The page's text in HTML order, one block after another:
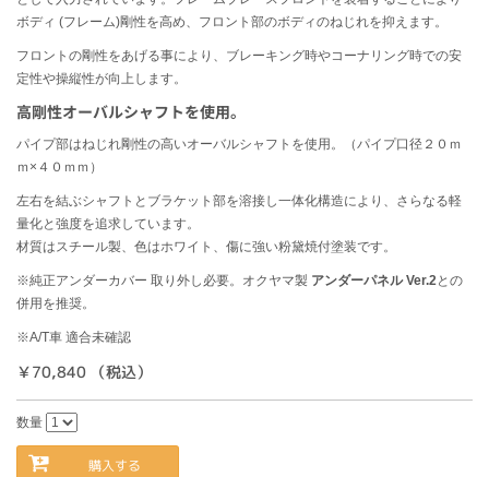
ボディ (フレーム)剛性を高め、フロント部のボディのねじれを抑えます。
フロントの剛性をあげる事により、ブレーキング時やコーナリング時での安
定性や操縦性が向上します。
高剛性オーバルシャフトを使用。
パイプ部はねじれ剛性の高いオーバルシャフトを使用。（パイプ口径２０ｍ
ｍ×４０ｍｍ）
左右を結ぶシャフトとブラケット部を溶接し一体化構造により、さらなる軽
量化と強度を追求しています。
材質はスチール製、色はホワイト、傷に強い粉黛焼付塗装です。
※純正アンダーカバー 取り外し必要。オクヤマ製 アンダーパネル Ver.2との
併用を推奨。
※A/T車 適合未確認
￥70,840 （税込）
数量
購入する